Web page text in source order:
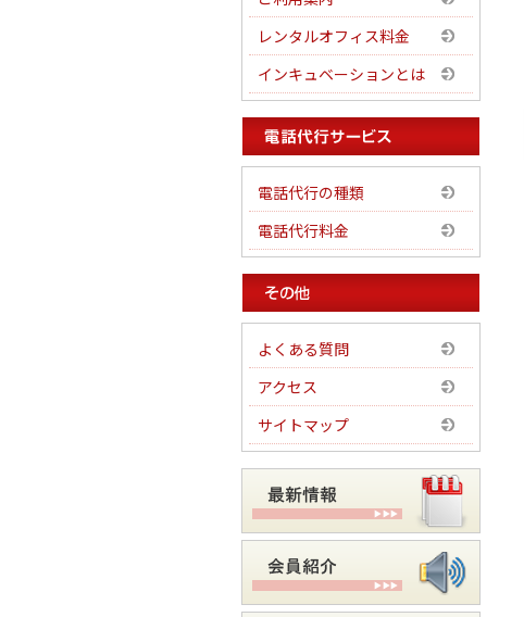
レンタルオフィス料金
インキュベーションとは
電話代行の種類
電話代行料金
よくある質問
アクセス
サイトマップ